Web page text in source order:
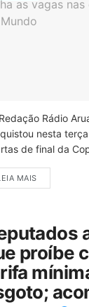
Rádio
nesta
de final da
MAIS
proíbe